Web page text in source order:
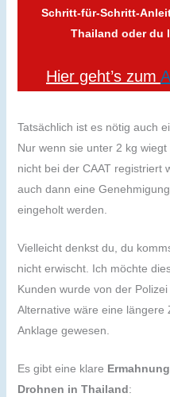
Schritt-für-Schritt-
Thailand oder du
Hier geht’s zum
Tatsächlich ist es nötig auch
Nur wenn sie unter 2 kg
nicht bei der CAAT registriert
auch dann eine
eingeholt werden.
Vielleicht denkst du, du
nicht erwischt. Ich möchte
Kunden wurde von der
Alternative wäre eine längere
Anklage gewesen.
Es gibt eine klare
Drohnen in Thailand: